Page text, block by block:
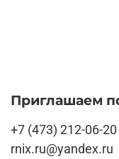
Приглашаем
+7 (473) 212-06-20
rnix.ru@yandex.ru